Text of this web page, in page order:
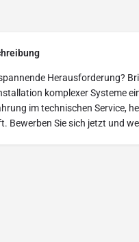
Herausforderung?
komplexer Systeme
im technischen Service,
Bewerben Sie sich jetzt und